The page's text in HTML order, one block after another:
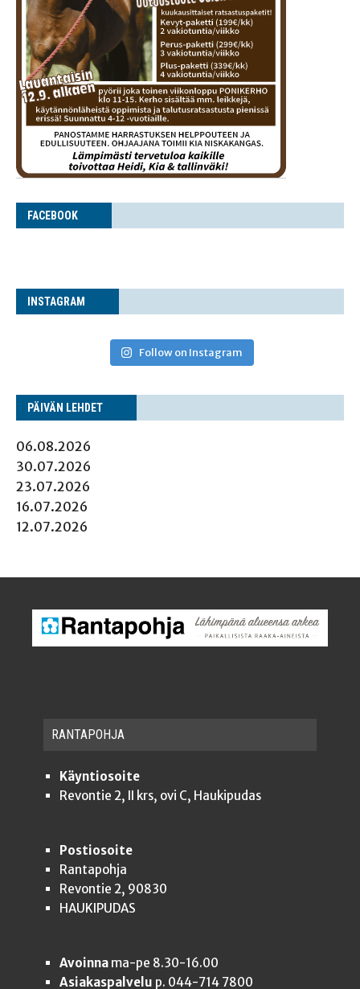
FACE­BOOK
INS­TA­GRAM
Follow on Instagram
PÄI­VÄN LEHDET
06.08.2026
30.07.2026
23.07.2026
16.07.2026
12.07.2026
RAN­TA­POH­JA
Käyntiosoite
Revontie 2, II krs, ovi C, Haukipudas
Postiosoite
Rantapohja
Revontie 2, 90830
HAUKIPUDAS
Avoinnama-pe 8.30-16.00
Asiakaspalvelu p. 044-714 7800